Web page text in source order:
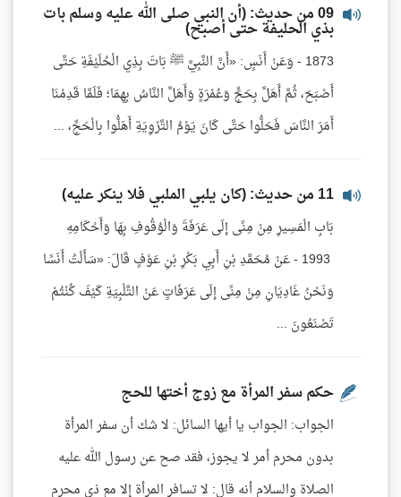
09 من حديث: (أن النبي صلى الله عليه وسلم بات
بذي الحليفة حتى أصبح)
1873 - وَعَنْ أَنَسٍ: «أَنَّ النَّبِيَّ ﷺ بَاتَ بِذِي الْحُلَيْفَةِ حَتَّى
أَصْبَحَ، ثُمَّ أَهَلَّ بِحَجٍّ وَعُمْرَةٍ وَأَهَلَّ النَّاسُ بِهِمَا؛ فَلَمَّا قَدِمْنَا
أَمَرَ النَّاسَ فَحَلُّوا حَتَّى كَانَ يَوْمُ التَّرْوِيَةِ أَهَلُّوا بِالْحَجِّ، ...
11 من حديث: (كان يلبي الملبي فلا ينكر عليه)
بَابِ الْمَسِيرِ مِنْ مِنًى إلَى عَرَفَةَ وَالْوُقُوفِ بِهَا وَأَحْكَامِهِ
1993 - عَنْ مُحَمَّدِ بْنِ أَبِي بَكْرِ بْنِ عَوْفٍ قَالَ: «سَأَلْتُ أَنَسًا
وَنَحْنُ غَادِيَانِ مِنْ مِنًى إلَى عَرَفَاتٍ عَنْ التَّلْبِيَةِ كَيْفَ كُنْتُمْ
تَصْنَعُونَ ...
حكم سفر المرأة مع زوج أختها للحج
الجواب: الجواب يا أيها السائل: لا شك أن سفر المرأة
بدون محرم أمر لا يجوز، فقد صح عن رسول الله عليه
الصلاة والسلام أنه قال: لا تسافر المرأة إلا مع ذي محرم